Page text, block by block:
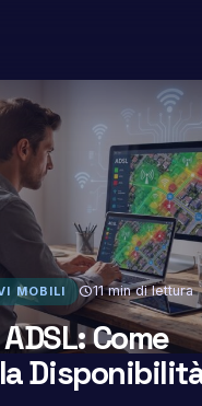
MOBILI schedule11 min di lettura
Come